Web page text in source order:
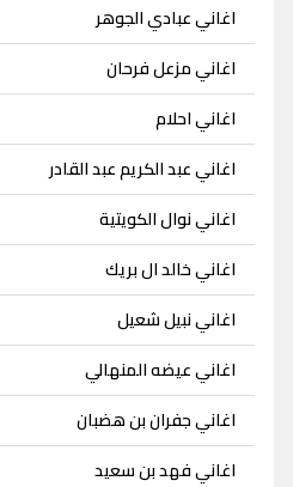
اغاني عبادي الجوهر
اغاني مزعل فرحان
اغاني احلام
اغاني عبد الكريم عبد القادر
اغاني نوال الكويتية
اغاني خالد ال بريك
اغاني نبيل شعيل
اغاني عيضه المنهالي
اغاني جفران بن هضبان
اغاني فهد بن سعيد